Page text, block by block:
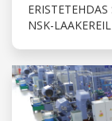
NSK-